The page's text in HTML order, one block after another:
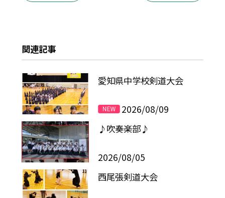
関連記事
愛知県中学校剣道大会
2026/08/09
♪吹奏楽部♪
2026/08/05
西尾張剣道大会